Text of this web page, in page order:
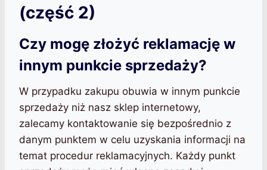
(część 2)
Czy mogę złożyć reklamację w
innym punkcie sprzedaży?
W przypadku zakupu obuwia w innym punkcie
sprzedaży niż nasz sklep internetowy,
zalecamy kontaktowanie się bezpośrednio z
danym punktem w celu uzyskania informacji na
temat procedur reklamacyjnych. Każdy punkt